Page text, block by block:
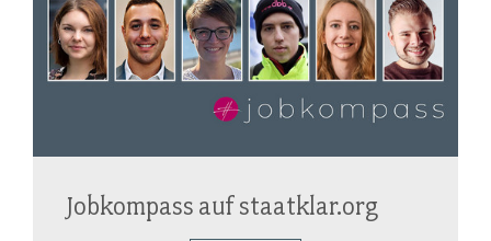
Jobkompass auf staatklar.org